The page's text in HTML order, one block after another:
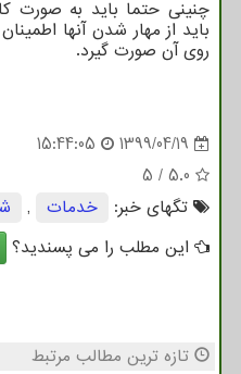
چنینی حتما باید به صورت
باید از مهار شدن آنها
روی آن صورت گیرد.
1399/04/19
15:44:05
5.0
/
5
تگهای خبر:
خدمات ,
این مطلب را می پسندید؟
تازه ترین مطالب مرتبط